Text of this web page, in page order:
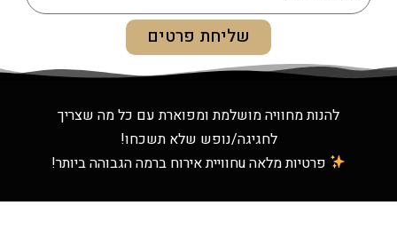
שליחת פרטים
להנות מחוויה מושלמת ומפוארת עם כל מה שצריך
לחגיגה/נופש שלא תשכחו!
פרטיות מלאה uחוויית אירוח ברמה הגבוהה ביותר!